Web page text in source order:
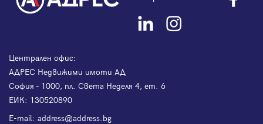
Централен офис:
АДРЕС Недвижими имоти АД
София - 1000, пл. Света Неделя 4, ет. 6
ЕИК: 130520890
Е-mail: address@address.bg